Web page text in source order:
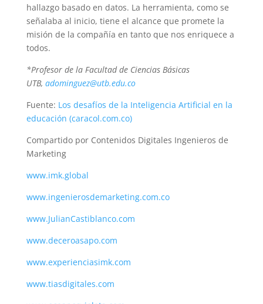
hallazgo basado en datos. La herramienta, como se
señalaba al inicio, tiene el alcance que promete la
misión de la compañía en tanto que nos enriquece a
todos.
*Profesor de la Facultad de Ciencias Básicas
UTB, adominguez@utb.edu.co
Fuente: Los desafíos de la Inteligencia Artificial en la
educación (caracol.com.co)
Compartido por Contenidos Digitales Ingenieros de
Marketing
www.imk.global
www.ingenierosdemarketing.com.co
www.JulianCastiblanco.com
www.deceroasapo.com
www.experienciasimk.com
www.tiasdigitales.com